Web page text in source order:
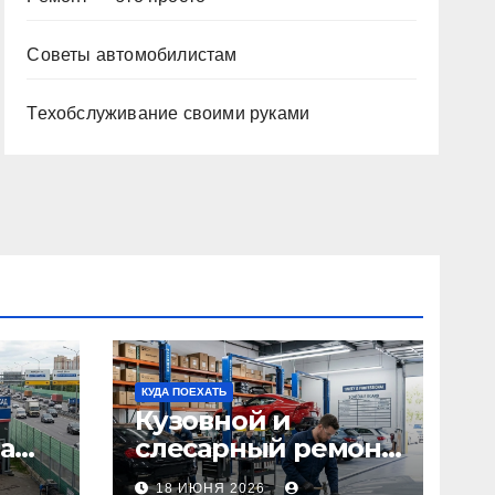
Советы автомобилистам
Техобслуживание своими руками
КУДА ПОЕХАТЬ
Кузовной и
слесарный ремонт
автомобилей:
18 ИЮНЯ 2026